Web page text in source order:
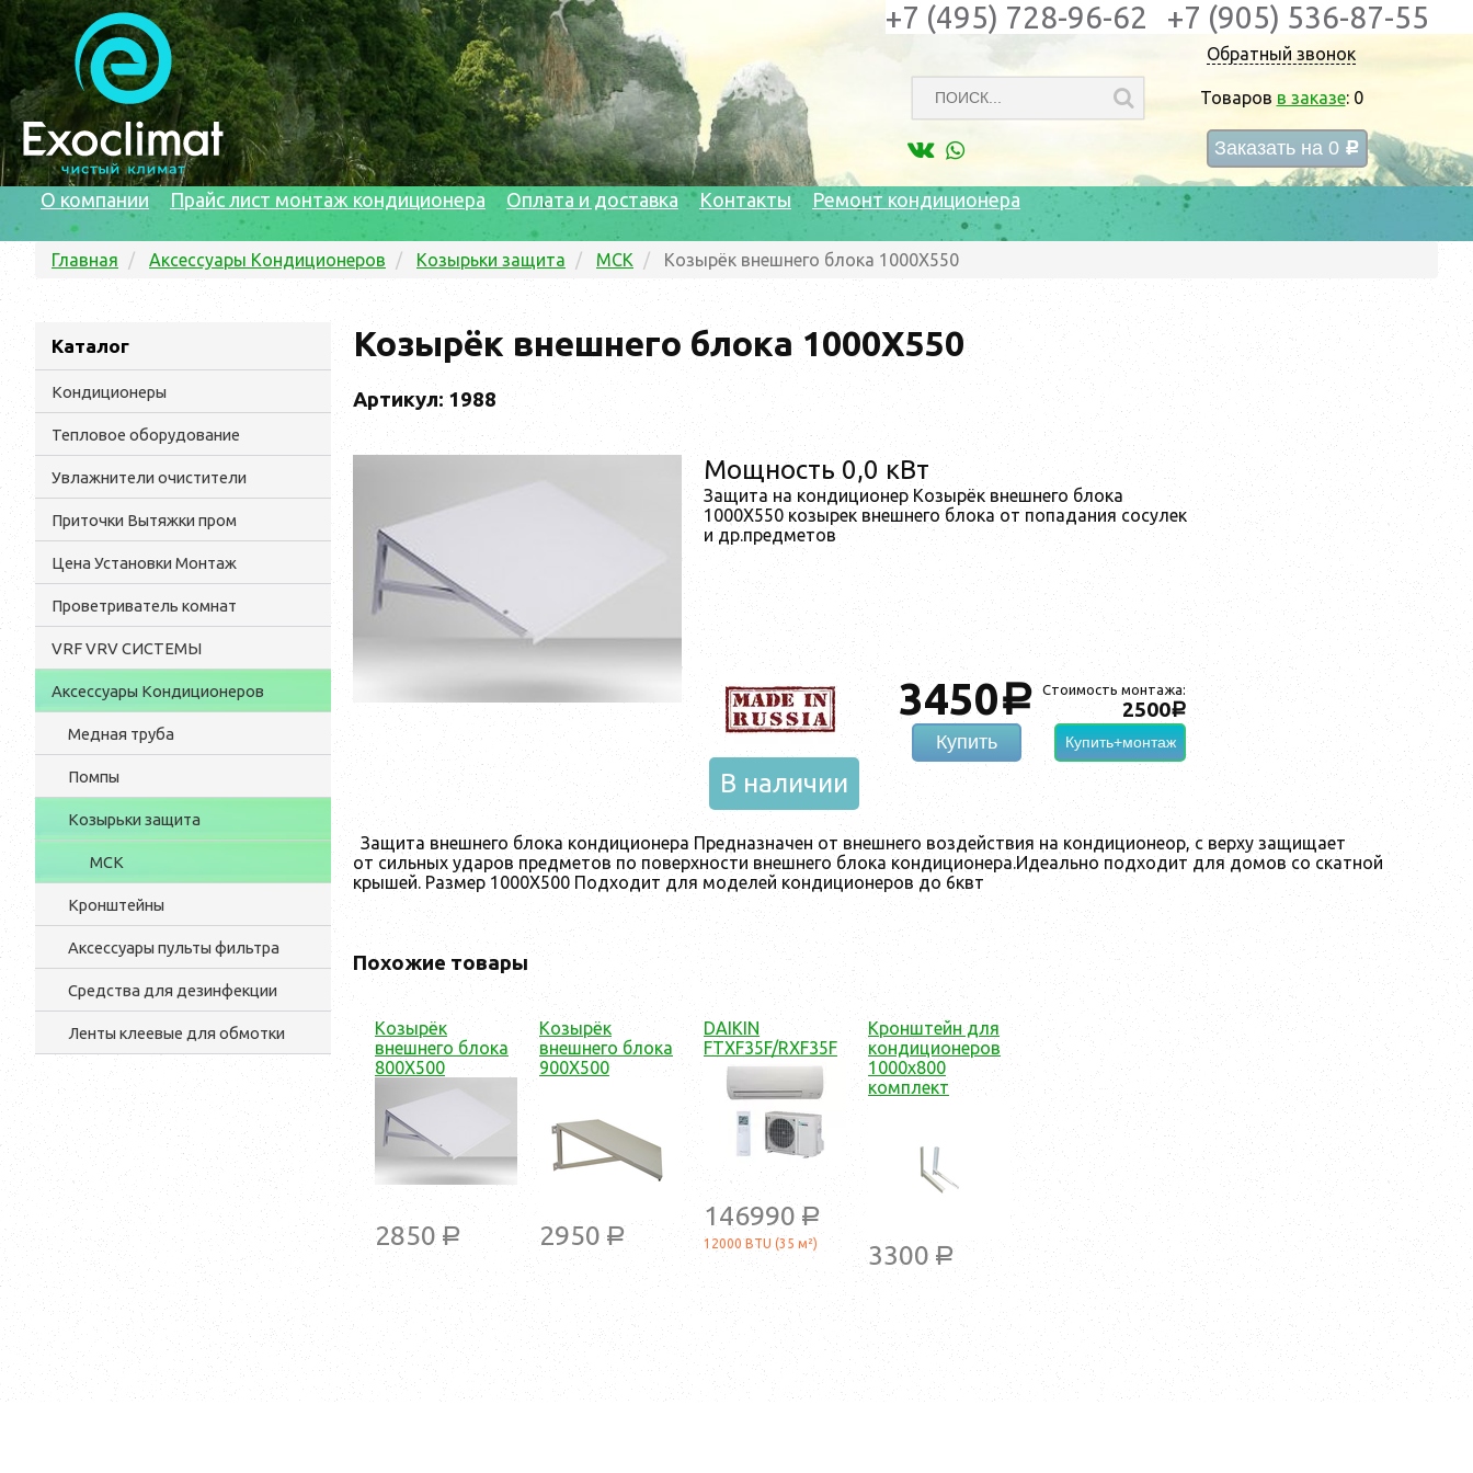
Обратный звонок
Товаров в заказе: 0
Заказать на 0 c
+7 (495) 728-96-62 +7 (905) 536-87-55
О компании Прайс лист монтаж кондиционера Оплата и доставка Контакты Ремонт кондиционера
Главная Аксессуары Кондиционеров Козырьки защита МСК Козырёк внешнего блока 1000X550
Каталог
Кондиционеры
Тепловое оборудование
Увлажнители очистители
Приточки Вытяжки пром
Цена Установки Монтаж
Проветриватель комнат
VRF VRV СИСТЕМЫ
Аксессуары Кондиционеров
Медная труба
Помпы
Козырьки защита
МСК
Кронштейны
Аксессуары пульты фильтра
Средства для дезинфекции
Ленты клеевые для обмотки
Козырёк внешнего блока 1000X550
Артикул: 1988
Мощность 0,0 кВт
Защита на кондиционер Козырёк внешнего блока
1000X550 козырек внешнего блока от попадания сосулек
и др.предметов
Стоимость монтажа:
2500a
Купить+монтаж
3450a
Купить
В наличии
Защита внешнего блока кондиционера Предназначен от внешнего воздействия на кондиционеор, с верху защищает
от сильных ударов предметов по поверхности внешнего блока кондиционера.Идеально подходит для домов со скатной
крышей. Размер 1000X500 Подходит для моделей кондиционеров до 6квт
Похожие товары
Козырёк
внешнего блока
800X500
2850 a
Козырёк
внешнего блока
900X500
2950 a
DAIKIN
FTXF35F/RXF35F
146990 a
12000 BTU (35 м²)
Кронштейн для
кондиционеров
1000х800
комплект
3300 a